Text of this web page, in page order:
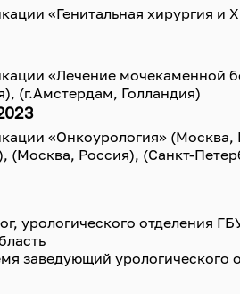
«Генитальная хирургия и
«Лечение мочекаменной
(г.Амстердам, Голландия)
«Онкоурология» (Москва,
Россия), (Санкт-
урологического отделения
заведующий